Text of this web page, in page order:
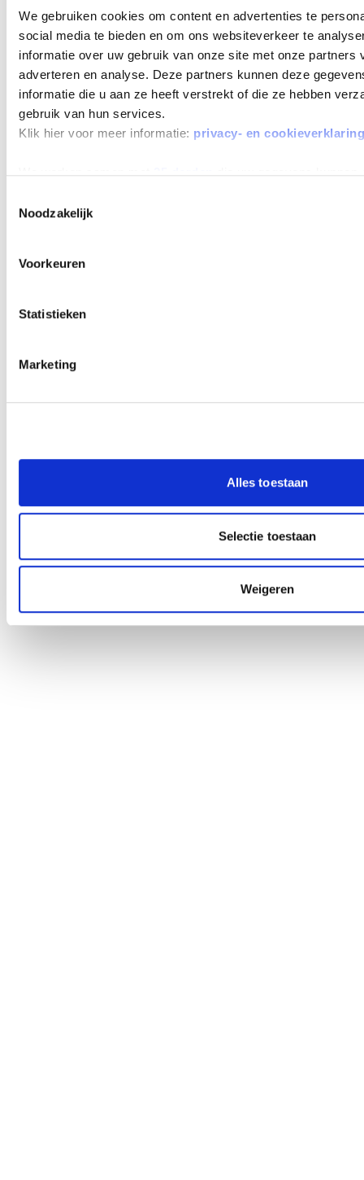
We gebruiken cookies om content en advertenties te
social media te bieden en om ons websiteverkeer te
informatie over uw gebruik van onze site met onze partners
adverteren en analyse. Deze partners kunnen deze
informatie die u aan ze heeft verstrekt of die ze hebben
gebruik van hun services.
Klik hier voor meer informatie: privacy- en cookieverklaring
Noodzakelijk
Voorkeuren
Statistieken
Marketing
Alles toestaan
Selectie toestaan
Weigeren